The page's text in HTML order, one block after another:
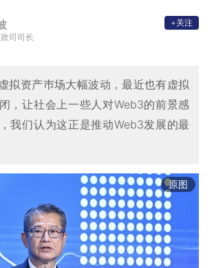
司司长
+关注
拟资产巿场大幅波动，最近也有虚拟
，让社会上一些人对Web3的前景感
我们认为这正是推动Web3发展的最
原图